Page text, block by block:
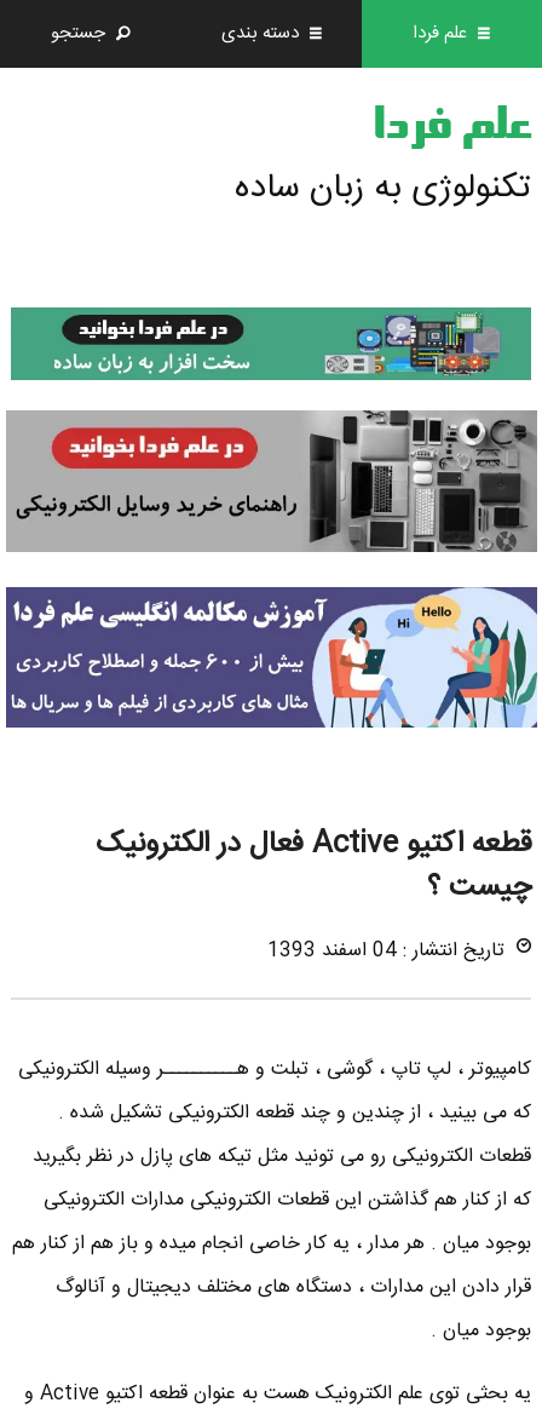
علم فردا دسته بندی جستجو
علم فردا
تکنولوژی به زبان ساده
قطعه اکتیو Active فعال در الکترونیک
چیست ؟
تاریخ انتشار : 04 اسفند 1393
کامپیوتر ، لپ تاپ ، گوشی ، تبلت و هــــــــــر وسیله الکترونیکی
که می بینید ، از چندین و چند قطعه الکترونیکی تشکیل شده .
قطعات الکترونیکی رو می تونید مثل تیکه های پازل در نظر بگیرید
که از کنار هم گذاشتن این قطعات الکترونیکی مدارات الکترونیکی
بوجود میان . هر مدار ، یه کار خاصی انجام میده و باز هم از کنار هم
قرار دادن این مدارات ، دستگاه های مختلف دیجیتال و آنالوگ
بوجود میان .
یه بحثی توی علم الکترونیک هست به عنوان قطعه اکتیو Active و